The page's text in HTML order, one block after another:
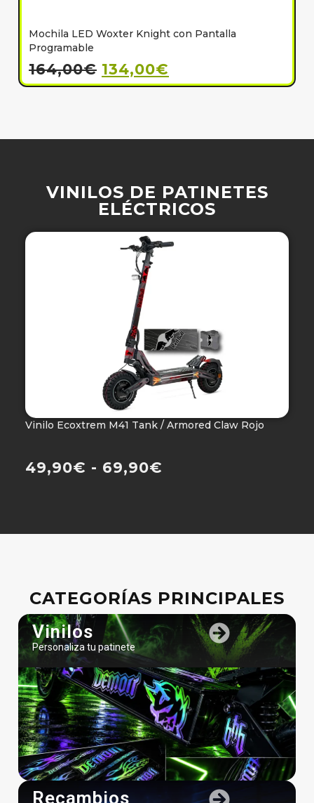
Mochila LED Woxter Knight con Pantalla
Programable
164,00€ 134,00€
VINILOS DE PATINETES
ELÉCTRICOS
Vinilo Ecoxtrem M41 Tank / Armored Claw Rojo
49,90€ - 69,90€
CATEGORÍAS PRINCIPALES
Vinilos
Personaliza tu patinete
Recambios